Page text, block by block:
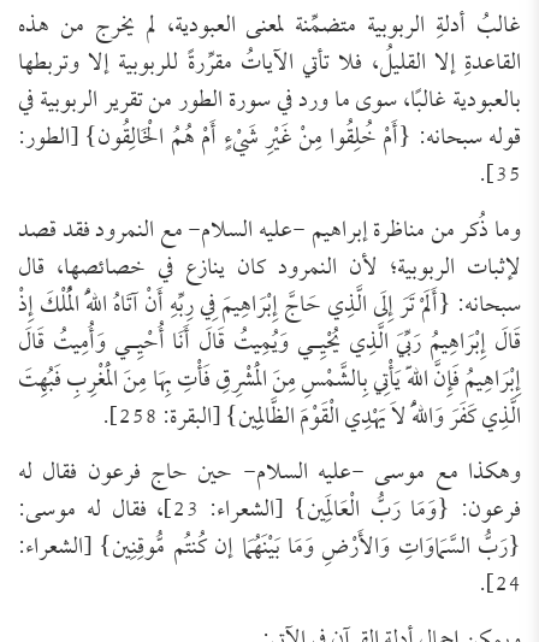
غالبُ أدلةِ الربوبية متضمِّنة لمعنى العبودية، لم يخرج من هذه
القاعدةِ إلا القليلُ، فلا تأتي الآياتُ مقرِّرةً للربوبية إلا وتربطها
بالعبودية غالبًا، سوى ما ورد في سورة الطور من تقرير الربوبية في
قوله سبحانه: {أَمْ خُلِقُوا مِنْ غَيْرِ شَيْءٍ أَمْ هُمُ الْخَالِقُون} [الطور:
35].
وما ذُكر من مناظرة إبراهيم -عليه السلام- مع النمرود فقد قصد
لإثبات الربوبية؛ لأن النمرود كان ينازع في خصائصها، قال
سبحانه: {أَلَمْ تَرَ إِلَى الَّذِي حَاجَّ إِبْرَاهِيمَ فِي رِبِّهِ أَنْ آتَاهُ اللّهُ الْمُلْكَ إِذْ
قَالَ إِبْرَاهِيمُ رَبِّيَ الَّذِي يُحْيِـي وَيُمِيتُ قَالَ أَنَا أُحْيِـي وَأُمِيتُ قَالَ
إِبْرَاهِيمُ فَإِنَّ اللّهَ يَأْتِي بِالشَّمْسِ مِنَ الْمَشْرِقِ فَأْتِ بِهَا مِنَ الْمَغْرِبِ فَبُهِتَ
الَّذِي كَفَرَ وَاللّهُ لاَ يَهْدِي الْقَوْمَ الظَّالِمِين} [البقرة: 258].
وهكذا مع موسى -عليه السلام- حين حاج فرعون فقال له
فرعون: {وَمَا رَبُّ الْعَالَمِين} [الشعراء: 23]، فقال له موسى:
{رَبُّ السَّمَاوَاتِ وَالأَرْضِ وَمَا بَيْنَهُمَا إن كُنتُم مُّوقِنِين} [الشعراء:
24].